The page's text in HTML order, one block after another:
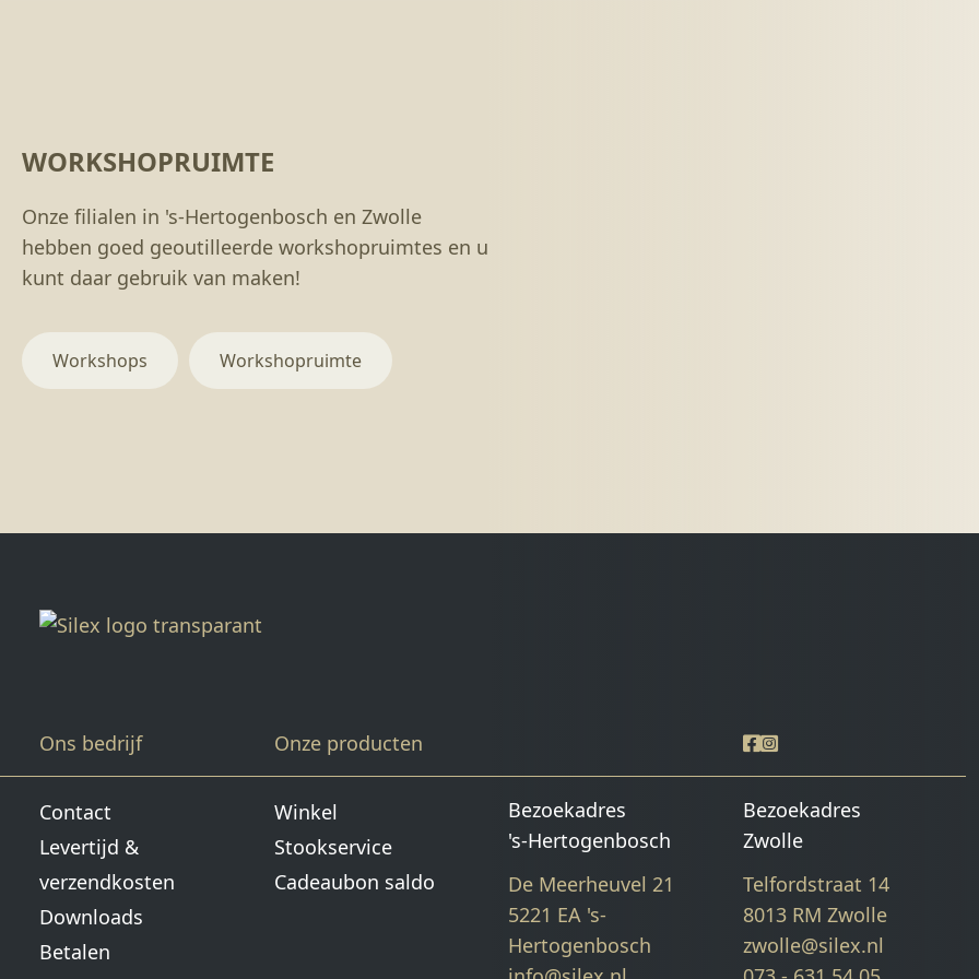
gebruik niet eten,productpagina
WORKSHOPRUIMTE
Onze filialen in 's-Hertogenbosch en Zwolle
hebben goed geoutilleerde workshopruimtes en u
kunt daar gebruik van maken!
Workshops Workshopruimte
Ons bedrijf
Contact
Levertijd &
verzendkosten
Downloads
Betalen
Onze producten
Winkel
Stookservice
Cadeaubon saldo
Bezoekadres
's-Hertogenbosch
De Meerheuvel 21
5221 EA 's-
Hertogenbosch
Bezoekadres
Zwolle
Telfordstraat 14
8013 RM Zwolle
zwolle@silex.nl